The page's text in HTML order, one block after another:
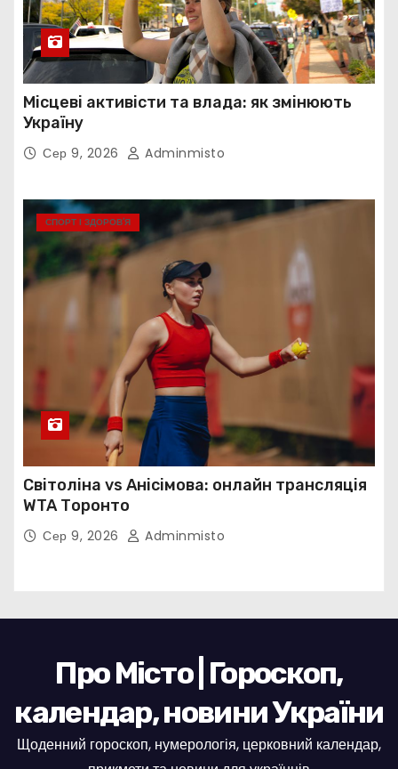
Місцеві активісти та влада: як змінюють
Україну
Сер 9, 2026 Adminmisto
СПОРТ І ЗДОРОВ’Я
Світоліна vs Анісімова: онлайн трансляція
WTA Торонто
Сер 9, 2026 Adminmisto
Про Місто | Гороскоп,
календар, новини України
Щоденний гороскоп, нумерологія, церковний календар,